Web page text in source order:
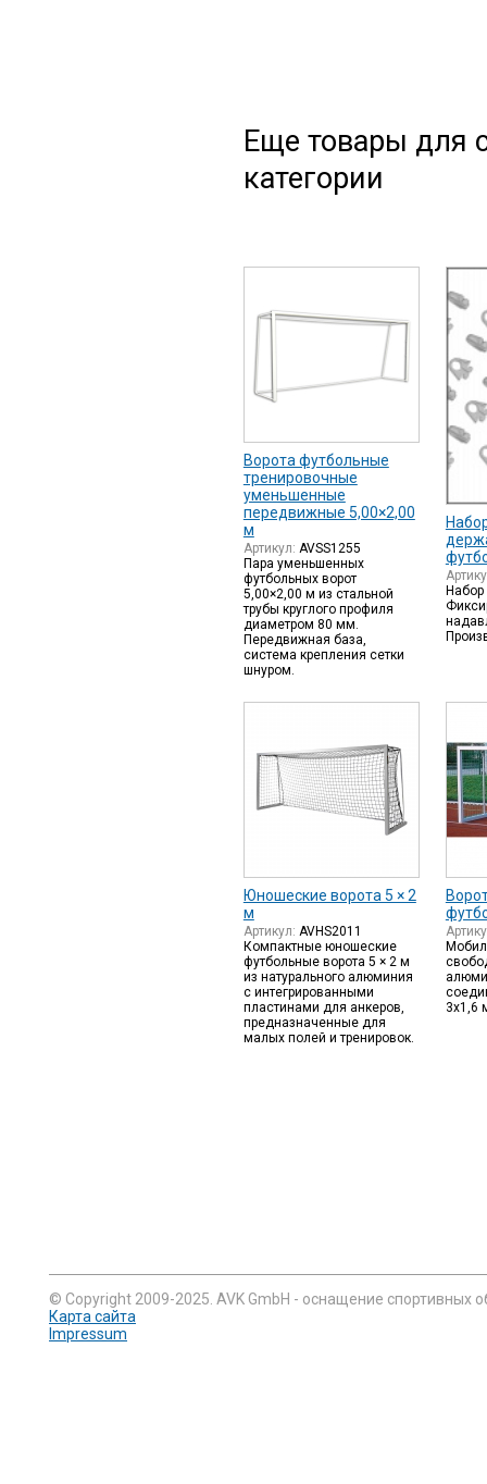
Еще товары для
категории
Ворота футбольные
тренировочные
уменьшенные
передвижные 5,00×2,00
м
Артикул: AVSS1255
Пара уменьшенных
футбольных ворот
5,00×2,00 м из стальной
трубы круглого профиля
диаметром 80 мм.
Передвижная база,
система крепления сетки
шнуром.
Набор
Юношеские ворота 5 × 2
м
Артикул: AVHS2011
Компактные юношеские
футбольные ворота 5 × 2 м
из натурального алюминия
с интегрированными
пластинами для анкеров,
предназначенные для
малых полей и тренировок.
3х1,6
© Copyright 2009-2025. AVK GmbH - оснащение спортивных
Карта сайта
Impressum